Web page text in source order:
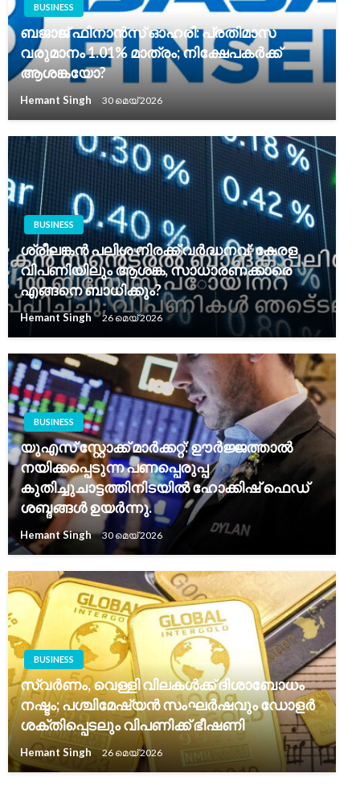
BUSINESS
ബജാജ് ഫിനാൻസ് ഓഹരി: പ്രതിമാസ
വരുമാനം 1.01% മാത്രം; നിക്ഷേപകർക്ക്
ആശങ്കയോ?
Hemant Singh 30 മെയ്‌ 2026
BUSINESS
ശ്രീലങ്കൻ പലിശ നിരക്ക് വർദ്ധനവ്: കേരള
വിപണിയിലും ആശങ്ക, സാധാരണക്കാരെ
എങ്ങനെ ബാധിക്കും?
Hemant Singh 26 മെയ്‌ 2026
BUSINESS
യുഎസ് സ്റ്റോക്ക് മാർക്കറ്റ്: ഊർജ്ജത്താൽ
നയിക്കപ്പെടുന്ന പണപ്പെരുപ്പ
കുതിച്ചുചാട്ടത്തിനിടയിൽ ഹോക്കിഷ് ഫെഡ്
ശബ്ദങ്ങൾ ഉയർന്നു.
Hemant Singh 30 മെയ്‌ 2026
BUSINESS
സ്വർണം, വെള്ളി വിലകൾക്ക് ദിശാബോധം
നഷ്ടം; പശ്ചിമേഷ്യൻ സംഘർഷവും ഡോളർ
ശക്തിപ്പെടലും വിപണിക്ക് ഭീഷണി
Hemant Singh 26 മെയ്‌ 2026